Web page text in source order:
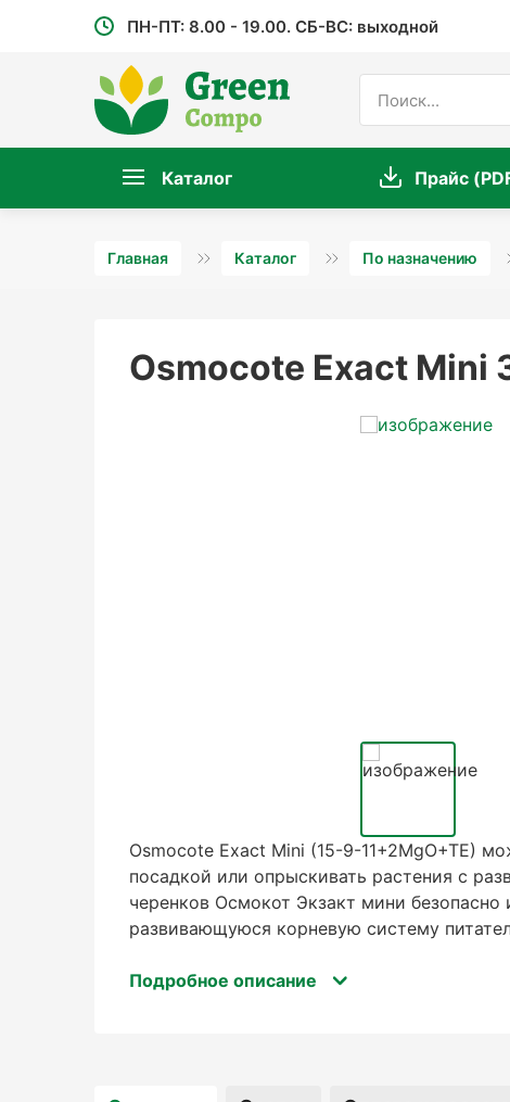
ПН-ПТ: 8.00 - 19.00. СБ-ВС: выходной
Каталог Прайс
Главная Каталог По назначению
Osmocote Exact Mini
Osmocote Exact Mini (15-9-11+2MgO+TE)
посадкой или опрыскивать растения с
черенков Осмокот Экзакт мини безопасно
развивающуюся корневую систему
Период действия: 3-4 месяца
Подробное описание